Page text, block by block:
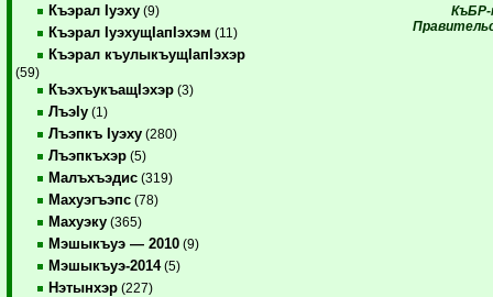
Къэрал Iуэху (9)
Къэрал IуэхущIапIэхэм (11)
Къэрал къулыкъущIапIэхэр
(59)
КъэхъукъащIэхэр (3)
ЛъэIу (1)
Лъэпкъ Iуэху (280)
Лъэпкъхэр (5)
Малъхъэдис (319)
Махуэгъэпс (78)
Махуэку (365)
Мэшыкъуэ — 2010 (9)
Мэшыкъуэ-2014(5)
Нэтынхэр (227)